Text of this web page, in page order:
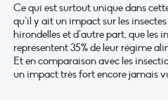
Ce qui est surtout unique dans
qu’il y ait un impact sur les
hirondelles et d’autre part, que les
représentent 35% de leur régime
Et en comparaison avec les
un impact très fort encore jamais